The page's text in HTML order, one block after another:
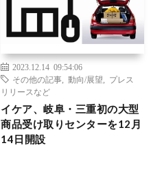
2023.12.14 09:54:06
その他の記事
動向/展望
プレス
リリースなど
イケア、岐阜・三重初の大型
商品受け取りセンターを12月
14日開設